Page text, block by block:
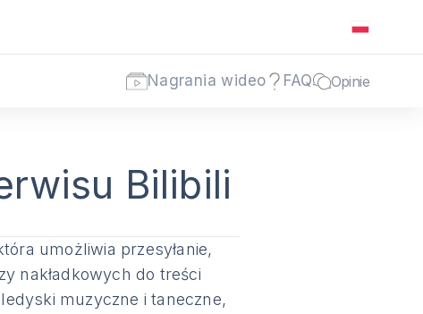
Nagrania wideo FAQ Opinie
Bilibili
umożliwia przesyłanie,
nakładkowych do treści
muzyczne i taneczne,